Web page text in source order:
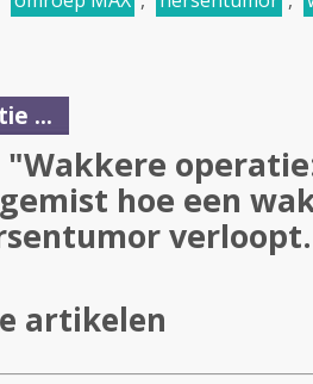
...
"Wakkere
hoe een
artikelen